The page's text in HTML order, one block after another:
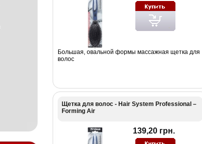
Большая, овальной формы массажная щетка для
волос
Щетка для волос - Hair System Professional –
Forming Air
139,20 грн.